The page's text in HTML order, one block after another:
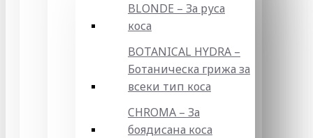
BLONDE – За руса
коса
BOTANICAL HYDRA –
Ботаническа грижа за
всеки тип коса
CHROMA – За
боядисана коса